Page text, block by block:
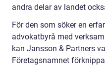
andra delar av landet
För den som söker en
advokatbyrå med
kan Jansson & Partners
Företagsnamnet